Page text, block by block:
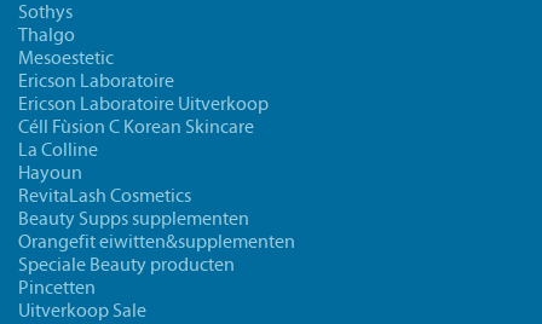
Sothys
Thalgo
Mesoestetic
Ericson Laboratoire
Ericson Laboratoire Uitverkoop
Céll Fùsion C Korean Skincare
La Colline
Hayoun
RevitaLash Cosmetics
Beauty Supps supplementen
Orangefit eiwitten&supplementen
Speciale Beauty producten
Pincetten
Uitverkoop Sale